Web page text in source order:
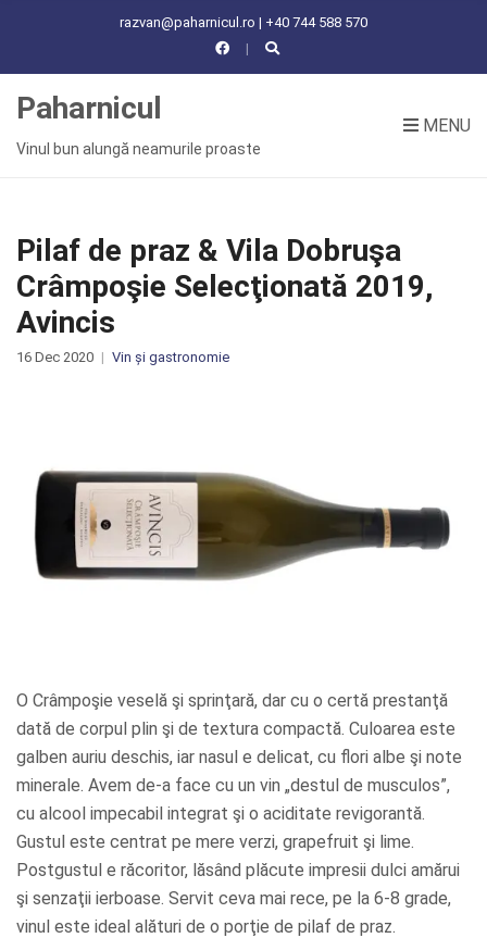
razvan@paharnicul.ro | +40 744 588 570
R
Paharnicul
Vinul bun alungă neamurile proaste
MENU
Pilaf de praz & Vila Dobruşa
Crâmpoşie Selecţionată 2019,
Avincis
16 Dec 2020 Vin și gastronomie
O Crâmpoşie veselă şi sprinţară, dar cu o certă prestanţă
dată de corpul plin şi de textura compactă. Culoarea este
galben auriu deschis, iar nasul e delicat, cu flori albe şi note
minerale. Avem de-a face cu un vin „destul de musculos”,
cu alcool impecabil integrat şi o aciditate revigorantă.
Gustul este centrat pe mere verzi, grapefruit şi lime.
Postgustul e răcoritor, lăsând plăcute impresii dulci amărui
şi senzaţii ierboase. Servit ceva mai rece, pe la 6-8 grade,
vinul este ideal alături de o porţie de pilaf de praz.